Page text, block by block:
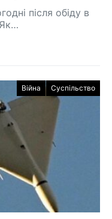
після обіду в
Війна Суспільство